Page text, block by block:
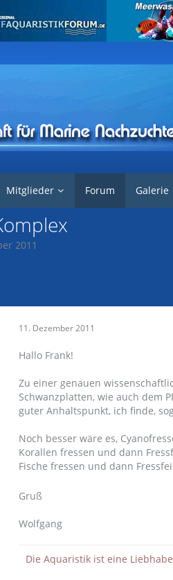
Mitglieder Forum Galerie
2011
11. Dezember 2011
Hallo Frank!
Zu einer genauen
Schwanzplatten, wie auch dem
guter Anhaltspunkt, ich finde,
Noch besser wäre es,
Korallen fressen und dann
Fische fressen und dann
Gruß
Wolfgang
Die Aquaristik ist eine